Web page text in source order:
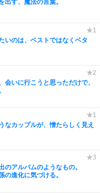
出す、魔法の言葉。
いのは、ベストではなくベタ
会いに行こうと思っただけで、
なカップルが、憎たらしく見え
のアルバムのようなもの。
の進化に気づける。